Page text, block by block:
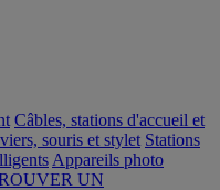
Câbles, stations d'accueil et
souris et stylet Stations
Appareils photo
UN